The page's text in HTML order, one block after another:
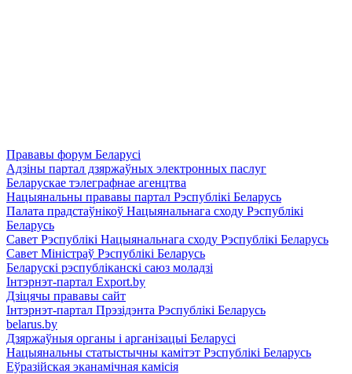
Прававы форум Беларусі
Адзіны партал дзяржаўных электронных паслуг
Беларускае тэлеграфнае агенцтва
Нацыянальны прававы партал Рэспублікі Беларусь
Палата прадстаўнікоў Нацыянальнага сходу Рэспублікі
Беларусь
Савет Рэспублікі Нацыянальнага сходу Рэспублікі Беларусь
Савет Міністраў Рэспублікі Беларусь
Беларускі рэспубліканскі саюз моладзі
Інтэрнэт-партал Export.by
Дзіцячы прававы сайт
Інтэрнэт-партал Прэзідэнта Рэспублікі Беларусь
belarus.by
Дзяржаўныя органы і арганізацыі Беларусі
Нацыянальны статыстычны камітэт Рэспублікі Беларусь
Еўразійская эканамічная камісія